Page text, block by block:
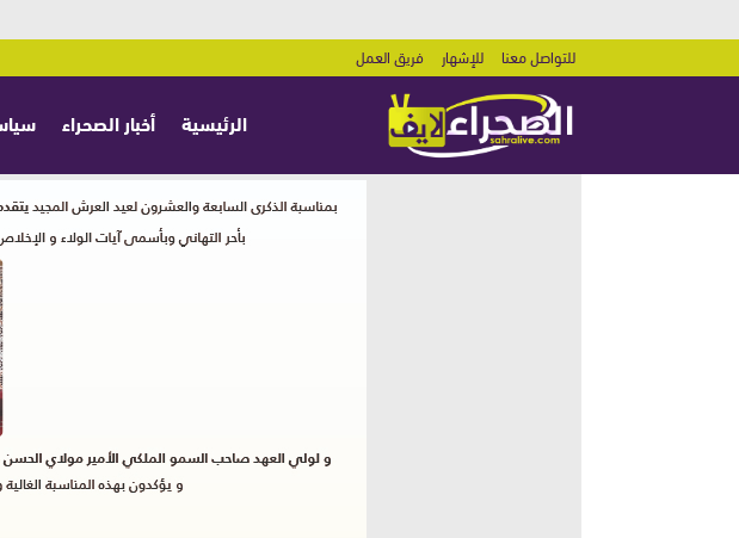
للتواصل معنا للإشهار فريق العمل
الرئيسية أخبار الصحراء